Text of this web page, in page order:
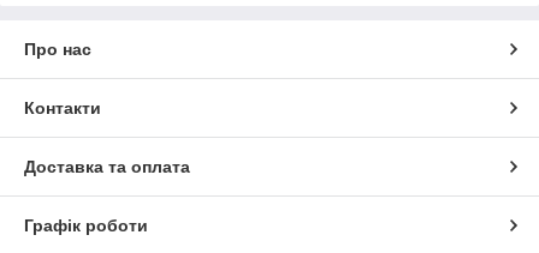
Про нас
Контакти
Доставка та оплата
Графік роботи